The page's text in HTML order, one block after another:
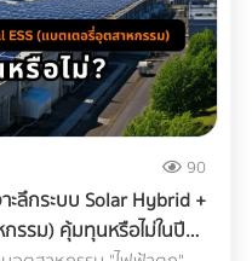
90
ะลึกระบบ Solar Hybrid +
รรม) คุ้มทุนหรือไม่ในปี